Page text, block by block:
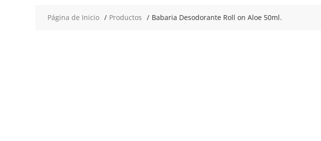
Página de Inicio Productos Babaria Desodorante Roll on Aloe 50ml.